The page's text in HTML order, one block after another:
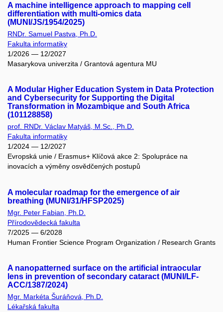
A machine intelligence approach to mapping cell
differentiation with multi-omics data
(MUNI/JS/1954/2025)
RNDr. Samuel Pastva, Ph.D.
Fakulta informatiky
1/2026 — 12/2027
Masarykova univerzita / Grantová agentura MU
A Modular Higher Education System in Data Protection
and Cybersecurity for Supporting the Digital
Transformation in Mozambique and South Africa
(101128858)
prof. RNDr. Václav Matyáš, M.Sc., Ph.D.
Fakulta informatiky
1/2024 — 12/2027
Evropská unie / Erasmus+ Klíčová akce 2: Spolupráce na
inovacích a výměny osvědčených postupů
A molecular roadmap for the emergence of air
breathing (MUNI/31/HFSP2025)
Mgr. Peter Fabian, Ph.D.
Přírodovědecká fakulta
7/2025 — 6/2028
Human Frontier Science Program Organization / Research Grants
A nanopatterned surface on the artificial intraocular
lens in prevention of secondary cataract (MUNI/LF-
ACC/1387/2024)
Mgr. Markéta Šuráňová, Ph.D.
Lékařská fakulta